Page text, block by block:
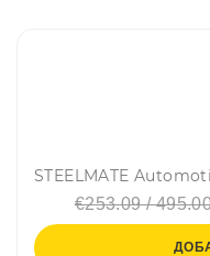
€253.09 /